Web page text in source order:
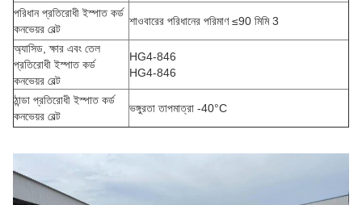
পরিধান প্রতিরোধী ইস্পাত কর্ড
কনভেয়র বেল্ট
শাওবারের পরিধানের পরিমাণ ≤90 মিমি 3
অ্যাসিড, ক্ষার এবং তেল
প্রতিরোধী ইস্পাত কর্ড
কনভেয়র বেল্ট
HG4-846
HG4-846
ঠান্ডা প্রতিরোধী ইস্পাত কর্ড
কনভেয়র বেল্ট
ভঙ্গুরতা তাপমাত্রা -40°C